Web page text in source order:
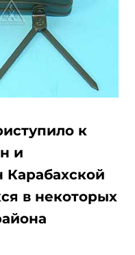
к
и
Карабахской
в некоторых